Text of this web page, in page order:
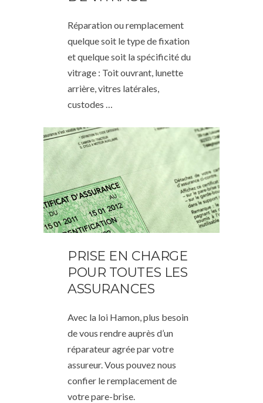
Réparation ou remplacement
quelque soit le type de fixation
et quelque soit la spécificité du
vitrage : Toit ouvrant, lunette
arrière, vitres latérales,
custodes …
PRISE EN CHARGE
POUR TOUTES LES
ASSURANCES
Avec la loi Hamon, plus besoin
de vous rendre auprès d’un
réparateur agrée par votre
assureur. Vous pouvez nous
confier le remplacement de
votre pare-brise.